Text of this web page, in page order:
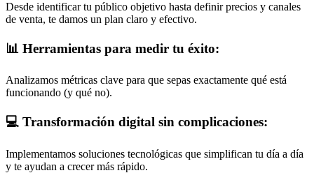
Desde identificar tu público objetivo hasta definir precios y canales
de venta, te damos un plan claro y efectivo.
📊 Herramientas para medir tu éxito:
Analizamos métricas clave para que sepas exactamente qué está
funcionando (y qué no).
💻 Transformación digital sin complicaciones:
Implementamos soluciones tecnológicas que simplifican tu día a día
y te ayudan a crecer más rápido.